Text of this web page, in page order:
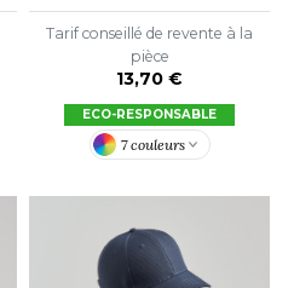
Tarif conseillé de revente à la
pièce
13,70 €
ECO-RESPONSABLE
7 couleurs